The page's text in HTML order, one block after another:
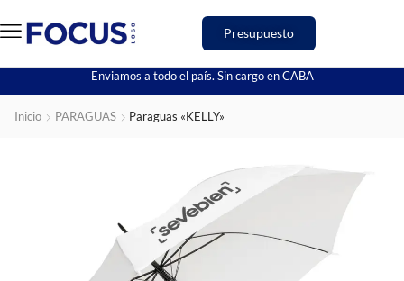
Presupuesto
Enviamos a todo el país. Sin cargo en CABA
Inicio PARAGUAS Paraguas «KELLY»